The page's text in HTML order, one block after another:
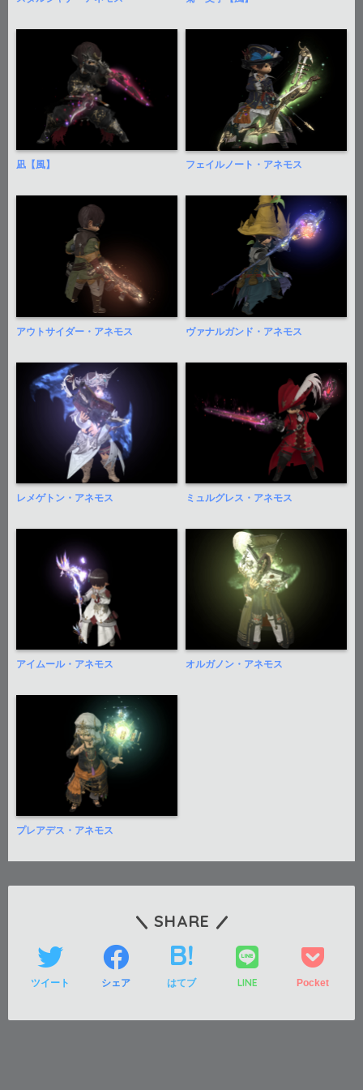
凪【風】 フェイルノート・アネモス
アウトサイダー・アネモス ヴァナルガンド・アネモス
レメゲトン・アネモス ミュルグレス・アネモス
アイムール・アネモス オルガノン・アネモス
プレアデス・アネモス
SHARE
ツイート シェア はてブ LINE Pocket